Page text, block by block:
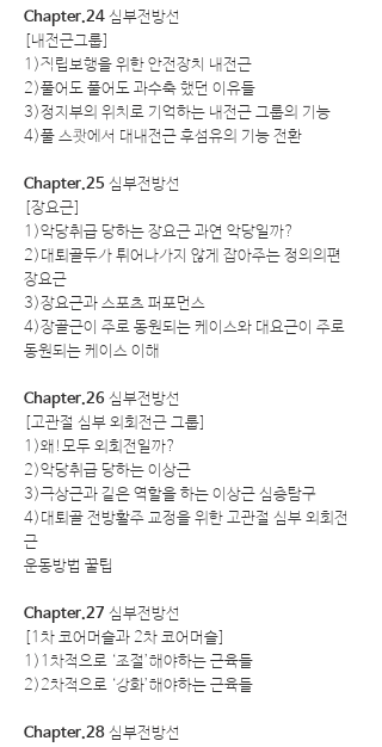
Chapter.24 심부전방선
[내전근그룹]
1)직립보행을 위한 안전장치 내전근
2)풀어도 풀어도 과수축 했던 이유들
3)정지부의 위치로 기억하는 내전근 그룹의 기능
4)풀 스쾃에서 대내전근 후섬유의 기능 전환
Chapter.25 심부전방선
[장요근]
1)악당취급 당하는 장요근 과연 악당일까?
2)대퇴골두가 튀어나가지 않게 잡아주는 정의의편
장요근
3)장요근과 스포츠 퍼포먼스
4)장골근이 주로 동원되는 케이스와 대요근이 주로
동원되는 케이스 이해
Chapter.26 심부전방선
[고관절 심부 외회전근 그룹]
1)왜!모두 외회전일까?
2)악당취급 당하는 이상근
3)극상근과 같은 역할을 하는 이상근 심층탐구
4)대퇴골 전방활주 교정을 위한 고관절 심부 외회전
근
운동방법 꿀팁
Chapter.27 심부전방선
[1차 코어머슬과 2차 코어머슬]
1)1차적으로 ‘조절’해야하는 근육들
2)2차적으로 ‘강화’해야하는 근육들
Chapter.28 심부전방선